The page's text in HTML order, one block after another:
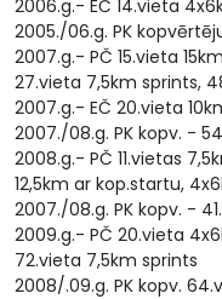
2006.g.- EČ 14.vieta
2005./06.g. PK
2007.g.- PČ 15.vieta
27.vieta 7,5km sprints,
2007.g.- EČ 20.vieta
2007./08.g. PK kopv. -
2008.g.- PČ 11.vietas
12,5km ar kop.startu,
2007./08.g. PK kopv. -
2009.g.- PČ 20.vieta
72.vieta 7,5km sprints
2008/.09.g. PK kopv.